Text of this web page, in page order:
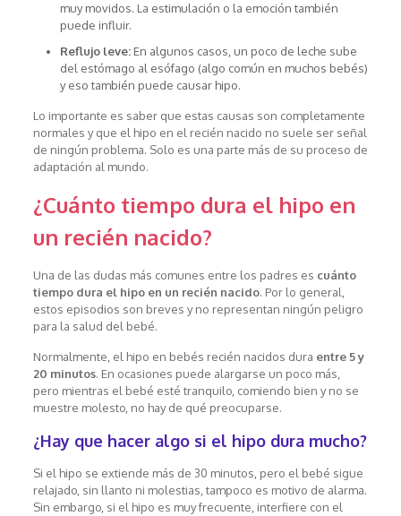
muy movidos. La estimulación o la emoción también
puede influir.
Reflujo leve:En algunos casos, un poco de leche sube
del estómago al esófago (algo común en muchos bebés)
y eso también puede causar hipo.
Lo importante es saber que estas causas son completamente
normales y que el hipo en el recién nacido no suele ser señal
de ningún problema. Solo es una parte más de su proceso de
adaptación al mundo.
¿Cuánto tiempo dura el hipo en
un recién nacido?
Una de las dudas más comunes entre los padres es cuánto
tiempo dura el hipo en un recién nacido. Por lo general,
estos episodios son breves y no representan ningún peligro
para la salud del bebé.
Normalmente, el hipo en bebés recién nacidos dura entre 5 y
20 minutos. En ocasiones puede alargarse un poco más,
pero mientras el bebé esté tranquilo, comiendo bien y no se
muestre molesto, no hay de qué preocuparse.
¿Hay que hacer algo si el hipo dura mucho?
Si el hipo se extiende más de 30 minutos, pero el bebé sigue
relajado, sin llanto ni molestias, tampoco es motivo de alarma.
Sin embargo, si el hipo es muy frecuente, interfiere con el